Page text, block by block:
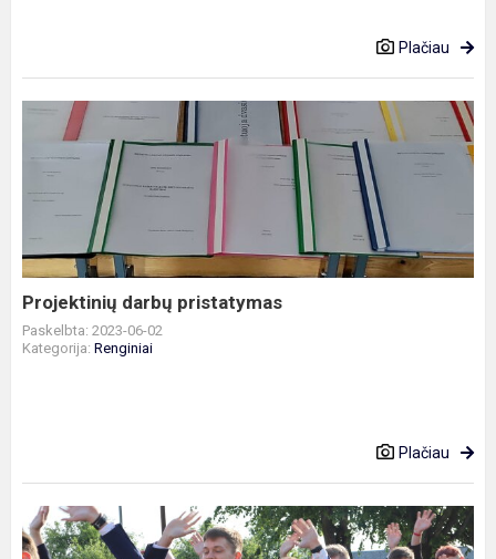
Plačiau
Projektinių
darbų
pristatymas
Projektinių darbų pristatymas
Paskelbta: 2023-06-02
Kategorija: Renginiai
Plačiau
Paskutinis
skambutis